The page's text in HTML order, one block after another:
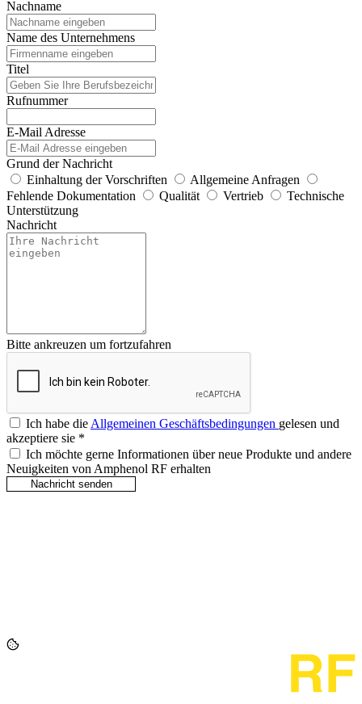
Nachname
Name des Unternehmens
Titel
Rufnummer
E-Mail Adresse
Grund der Nachricht
Einhaltung der Vorschriften
Allgemeine Anfragen
Fehlende Dokumentation
Qualität Vertrieb
Technische
Unterstützung
Nachricht
Bitte ankreuzen um fortzufahren
Ich habe dieAllgemeinen Geschäftsbedingungen gelesen und
akzeptiere sie *
Ich möchte gerne Informationen über neue Produkte und andere
Neuigkeiten von Amphenol RF erhalten